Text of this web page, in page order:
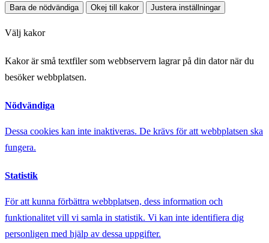
Bara de nödvändiga Okej till kakor Justera inställningar
Välj kakor
Kakor är små textfiler som webbservern lagrar på din dator när du
besöker webbplatsen.
Nödvändiga
Dessa cookies kan inte inaktiveras. De krävs för att webbplatsen ska
fungera.
Statistik
För att kunna förbättra webbplatsen, dess information och
funktionalitet vill vi samla in statistik. Vi kan inte identifiera dig
personligen med hjälp av dessa uppgifter.